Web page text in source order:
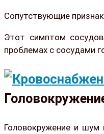
Сопутствующие
Этот симптом
проблемах с сосудами
Головокружение и